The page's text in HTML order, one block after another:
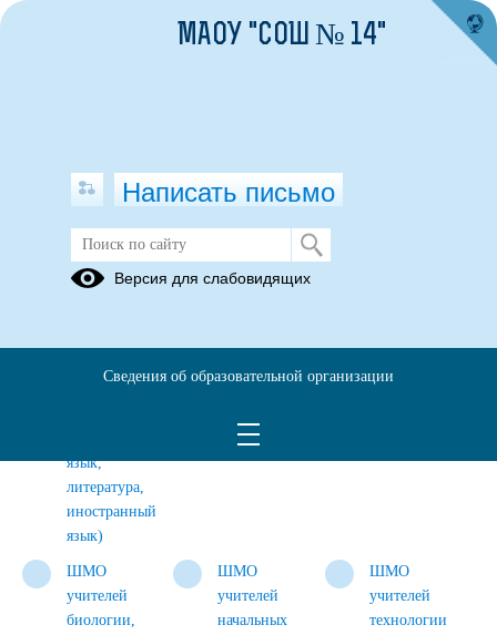
Школьные методические
объединения
гуманитарного
язык,
литература,
иностранный
язык)
и физики
культуры,
ШМО
учителей
биологии,
ШМО
учителей
начальных
ШМО
учителей
технологии
МАОУ "СОШ № 14"
Написать письмо
Версия для слабовидящих
Сведения об образовательной организации